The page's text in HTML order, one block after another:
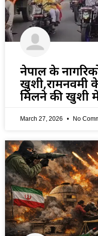
नेपाल के
खुशी,रामनवमी
मिलने की खुशी
March 27, 2026 No